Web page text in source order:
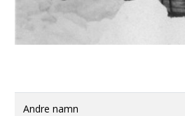
Andre namn